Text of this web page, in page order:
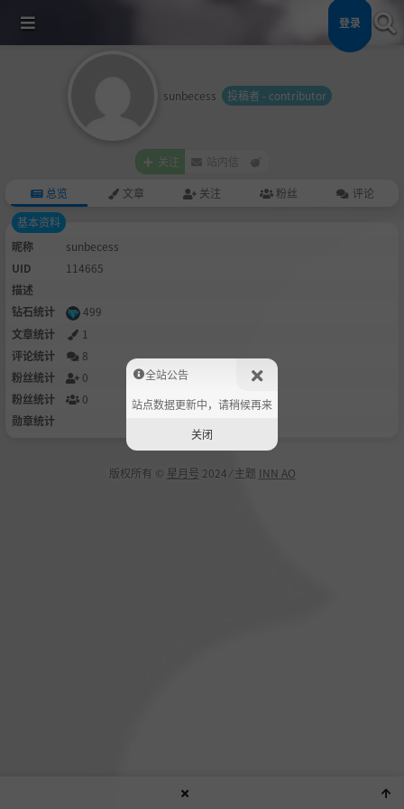
登录
sunbecess 投稿者 - contributor
关注 站内信
总览 文章 关注 粉丝
评论
基本资料
昵称
sunbecess
UID
114665
描述
钻石统计
499
文章统计
1
评论统计
8
粉丝统计
0
粉丝统计
0
勋章统计
版权所有 © 星月号 2024 ⁄ 主题 INN AO
全站公告
站点数据更新中，请稍候再来
关闭